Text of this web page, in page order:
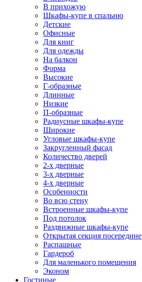
В прихожую
Шкафы-купе в спальню
Детские
Офисные
Для книг
Для одежды
На балкон
Форма
Высокие
Г-образные
Длинные
Низкие
П-образные
Радиусные шкафы-купе
Широкие
Угловые шкафы-купе
Закругленный фасад
Количество дверей
2-х дверные
3-х дверные
4-х дверные
Особенности
Во всю стену
Встроенные шкафы-купе
Под потолок
Раздвижные шкафы-купе
Открытая секция посередине
Распашные
Гардероб
Для маленького помещения
Эконом
Гостиные